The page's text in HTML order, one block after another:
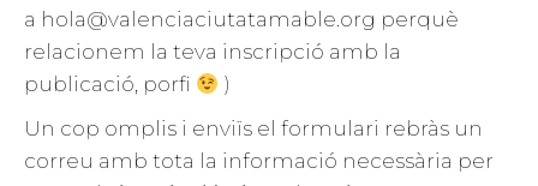
a hola@valenciaciutatamable.org perquè
relacionem la teva inscripció amb la
publicació, porfi
)
Un cop omplis i enviïs el formulari rebràs un
correu amb tota la informació necessària per